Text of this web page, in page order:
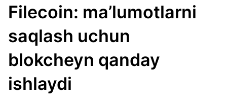
Filecoin: ma’lumotlarni
saqlash uchun
blokcheyn qanday
ishlaydi